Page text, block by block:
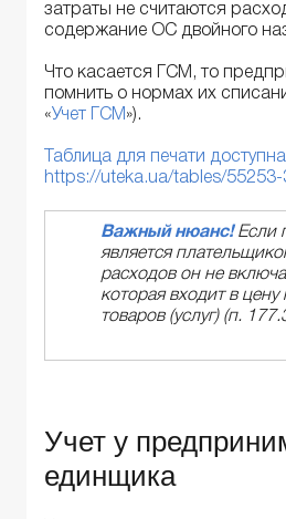
затраты не считаются
содержание ОС двойного
Что касается ГСМ, то
помнить о нормах их
«Учет ГСМ »).
Таблица для печати
https://uteka.ua/tables/55253-
Важный нюанс!Если
является
расходов он не
которая входит в
товаров (услуг) (п.
Учет у
единщика